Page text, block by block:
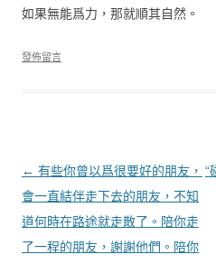
如果無能爲力，那就順其自然。
發佈留言
文章導覽
← 有些你曾以爲很要好的朋友，
會一直結伴走下去的朋友，不知
道何時在路途就走散了。陪你走
了一程的朋友，謝謝他們。陪你
“